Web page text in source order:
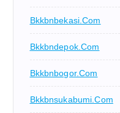
Bkkbnbekasi.com
Bkkbndepok.com
Bkkbnbogor.com
Bkkbnsukabumi.com